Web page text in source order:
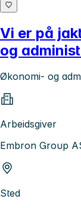
Vi er på
og
Økonomi- og
Arbeidsgiver
Embron Group
Sted